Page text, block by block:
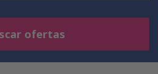
ofertas